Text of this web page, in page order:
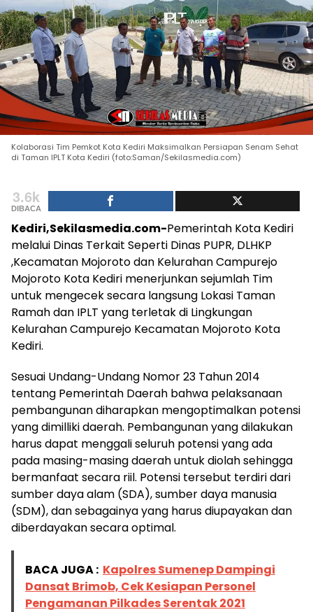
Kolaborasi Tim Pemkot Kota Kediri Maksimalkan Persiapan Senam Sehat
di Taman IPLT Kota Kediri (foto:Saman/Sekilasmedia.com)
3.6k
DIBACA
Kediri,Sekilasmedia.com-Pemerintah Kota Kediri
melalui Dinas Terkait Seperti Dinas PUPR, DLHKP
,Kecamatan Mojoroto dan Kelurahan Campurejo
Mojoroto Kota Kediri menerjunkan sejumlah Tim
untuk mengecek secara langsung Lokasi Taman
Ramah dan IPLT yang terletak di Lingkungan
Kelurahan Campurejo Kecamatan Mojoroto Kota
Kediri.
Sesuai Undang-Undang Nomor 23 Tahun 2014
tentang Pemerintah Daerah bahwa pelaksanaan
pembangunan diharapkan mengoptimalkan potensi
yang dimilliki daerah. Pembangunan yang dilakukan
harus dapat menggali seluruh potensi yang ada
pada masing-masing daerah untuk diolah sehingga
bermanfaat secara riil. Potensi tersebut terdiri dari
sumber daya alam (SDA), sumber daya manusia
(SDM), dan sebagainya yang harus diupayakan dan
diberdayakan secara optimal.
BACA JUGA : Kapolres Sumenep Dampingi
Dansat Brimob, Cek Kesiapan Personel
Pengamanan Pilkades Serentak 2021